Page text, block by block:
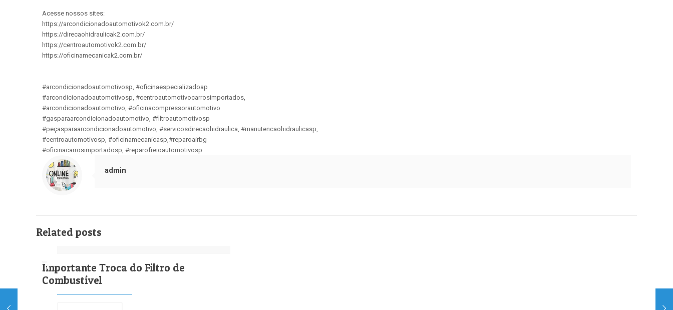
Acesse nossos sites:
https://arcondicionadoautomotivok2.com.br/
https://direcaohidraulicak2.com.br/
https://centroautomotivok2.com.br/
https://oficinamecanicak2.com.br/
#arcondicionadoautomotivosp, #oficinaespecializadoap
#arcondicionadoautomotivosp, #centroautomotivocarrosimportados,
#arcondicionadoautomotivo, #oficinacompressorautomotivo
#gasparaarcondicionadoautomotivo, #filtroautomotivosp
#peçasparaarcondicionadoautomotivo, #servicosdirecaohidraulica, #manutencaohidraulicasp,
#centroautomotivosp, #oficinamecanicasp,#reparoairbg
#oficinacarrosimportadosp, #reparofreioautomotivosp
admin
Related posts
Importante Troca do Filtro de
Combustível